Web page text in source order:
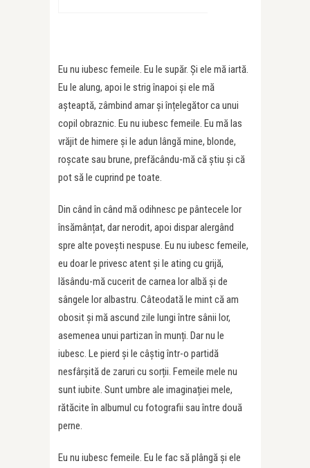
Eu nu iubesc femeile. Eu le supăr. Și ele mă iartă.
Eu le alung, apoi le strig înapoi și ele mă
așteaptă, zâmbind amar și înțelegător ca unui
copil obraznic. Eu nu iubesc femeile. Eu mă las
vrăjit de himere și le adun lângă mine, blonde,
roșcate sau brune, prefăcându-mă că știu și că
pot să le cuprind pe toate.
Din când în când mă odihnesc pe pântecele lor
însămânțat, dar nerodit, apoi dispar alergând
spre alte povești nespuse. Eu nu iubesc femeile,
eu doar le privesc atent și le ating cu grijă,
lăsându-mă cucerit de carnea lor albă și de
sângele lor albastru. Câteodată le mint că am
obosit și mă ascund zile lungi între sânii lor,
asemenea unui partizan în munți. Dar nu le
iubesc. Le pierd și le câștig într-o partidă
nesfârșită de zaruri cu sorții. Femeile mele nu
sunt iubite. Sunt umbre ale imaginației mele,
rătăcite în albumul cu fotografii sau între două
perne.
Eu nu iubesc femeile. Eu le fac să plângă și ele